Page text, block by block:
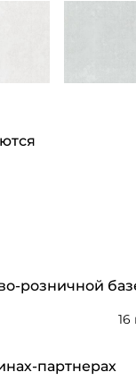
розничной
16
партнерах